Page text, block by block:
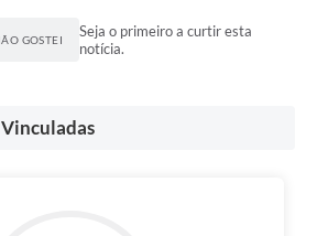
GOSTEI
Seja o primeiro a curtir esta
notícia.